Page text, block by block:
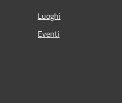
Luoghi
Eventi